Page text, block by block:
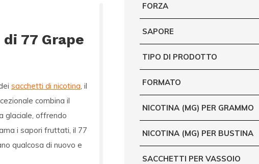
77 Grape
sacchetti di nicotina , il
combina il
glaciale, offrendo
i sapori fruttati, il 77
qualcosa di nuovo e
FORZA
SAPORE
TIPO DI PRODOTTO
FORMATO
NICOTINA (MG) PER GRAMMO
NICOTINA (MG) PER BUSTINA
SACCHETTI PER VASSOIO